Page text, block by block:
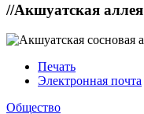
//Акшуатская аллея
Печать
Электронная почта
Общество